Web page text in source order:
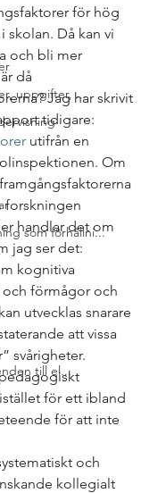
uppgifter, ...
som förhållni...
till el...
för hög
skolan. Då kan vi
och bli mer
då
Jag har skrivit
tidigare:
utifrån en
Om
forskningen
handlar det om
jag ser det:
kognitiva
förmågor och
utvecklas snarare
att vissa
svårigheter.
för ett ibland
för att inte
och
kollegialt